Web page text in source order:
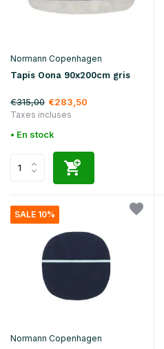
Normann Copenhagen
Tapis Oona 90x200cm gris
€315,00 €283,50
Taxes incluses
• En stock
SALE 10%
Normann Copenhagen